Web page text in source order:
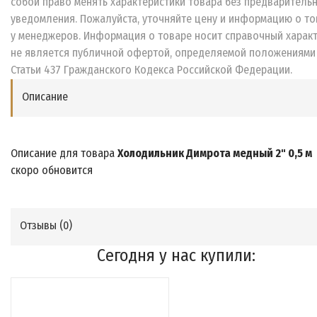
уведомления. Пожалуйста, уточняйте цену и информацию о
у менеджеров. Информация о товаре носит справочный
не является публичной офертой, определяемой положениями
Статьи 437 Гражданского Кодекса Российской Федерации.
Описание
Описание для товара Холодильник Димрота медный 2" 0,5 м
скоро обновится
Отзывы (0)
Сегодня у нас купили: